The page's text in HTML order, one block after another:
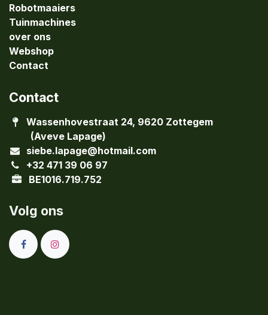
Robotmaaiers
Tuinmachines
over ons
Webshop
Contact
Contact
Wassenhovestraat 24, 9620 Zottegem
(Aveve Lapage)
siebe.lapage@hotmail.com
+32 471 39 06 97
BE1016.719.752
Volg ons